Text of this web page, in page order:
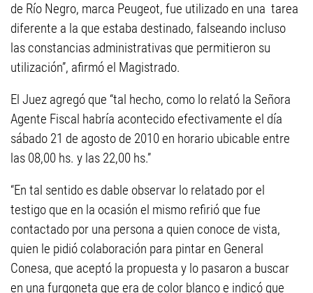
de Río Negro, marca Peugeot, fue utilizado en una tarea
diferente a la que estaba destinado, falseando incluso
las constancias administrativas que permitieron su
utilización”, afirmó el Magistrado.
El Juez agregó que “tal hecho, como lo relató la Señora
Agente Fiscal habría acontecido efectivamente el día
sábado 21 de agosto de 2010 en horario ubicable entre
las 08,00 hs. y las 22,00 hs.”
“En tal sentido es dable observar lo relatado por el
testigo que en la ocasión el mismo refirió que fue
contactado por una persona a quien conoce de vista,
quien le pidió colaboración para pintar en General
Conesa, que aceptó la propuesta y lo pasaron a buscar
en una furgoneta que era de color blanco e indicó que